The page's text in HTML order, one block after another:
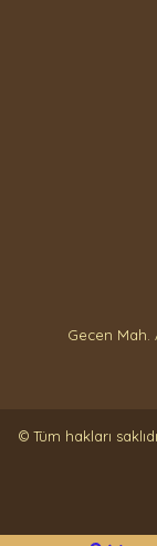
Gecen Mah.
© Tüm hakları